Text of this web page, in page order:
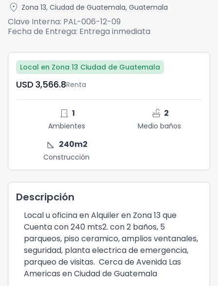
location_on Zona 13, Ciudad de Guatemala, Guatemala
Clave Interna: PAL-006-12-09
Fecha de Entrega: Entrega inmediata
Local en Zona 13 Ciudad de Guatemala
USD	3,566.8Renta
door_front 1
Ambientes
faucet 2
Medio baños
square_foot 240m2
Construcción
Descripción
Local u oficina en Alquiler en Zona 13 que
Cuenta con 240 mts2. con 2 baños, 5
parqueos, piso ceramico, amplios ventanales,
seguridad, planta electrica de emergencia,
parqueo de visitas. Cerca de Avenida Las
Americas en Ciudad de Guatemala